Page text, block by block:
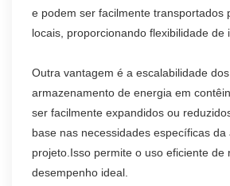
e podem ser facilmente transportados
locais, proporcionando flexibilidade de
Outra vantagem é a escalabilidade
armazenamento de energia em
ser facilmente expandidos ou
base nas necessidades específicas da
projeto.Isso permite o uso eficiente de
desempenho ideal.